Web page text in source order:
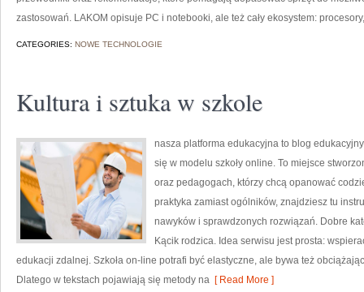
zastosowań. LAKOM opisuje PC i notebooki, ale też cały ekosystem:
CATEGORIES: NOWE TECHNOLOGIE
Kultura i sztuka w szkole
nasza platforma edukacyjna to blog
się w modelu szkoły online. To miejsce
oraz pedagogach, którzy chcą opanować
praktyka zamiast ogólników, znajdziesz tu
nawyków i sprawdzonych rozwiązań. Dobre
Kącik rodzica. Idea serwisu jest prosta:
edukacji zdalnej. Szkoła on-line potrafi być elastyczne, ale bywa też
Dlatego w tekstach pojawiają się metody na [ Read More ]